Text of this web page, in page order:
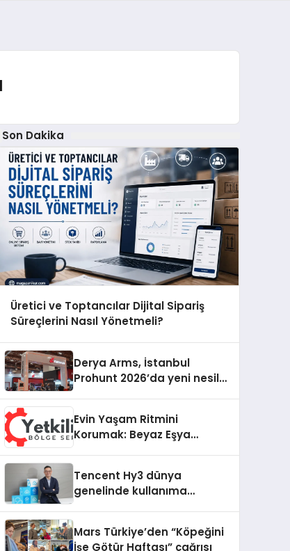
Son Dakika
Üretici ve Toptancılar Dijital Sipariş
Süreçlerini Nasıl Yönetmeli?
Derya Arms, İstanbul
Prohunt 2026’da yeni nesil
Evin Yaşam Ritmini
Korumak: Beyaz Eşya
Tencent Hy3 dünya
genelinde kullanıma
Mars Türkiye’den “Köpeğini
İşe Götür Haftası” çağrısı